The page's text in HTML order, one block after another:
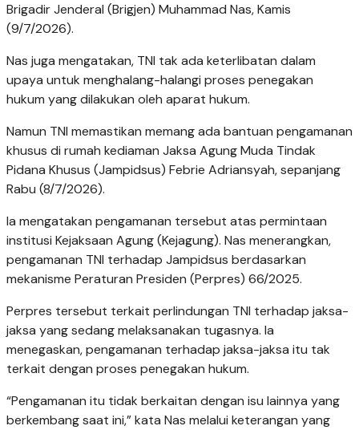
Brigadir Jenderal (Brigjen) Muhammad Nas, Kamis
(9/7/2026).
Nas juga mengatakan, TNI tak ada keterlibatan dalam
upaya untuk menghalang-halangi proses penegakan
hukum yang dilakukan oleh aparat hukum.
Namun TNI memastikan memang ada bantuan pengamanan
khusus di rumah kediaman Jaksa Agung Muda Tindak
Pidana Khusus (Jampidsus) Febrie Adriansyah, sepanjang
Rabu (8/7/2026).
Ia mengatakan pengamanan tersebut atas permintaan
institusi Kejaksaan Agung (Kejagung). Nas menerangkan,
pengamanan TNI terhadap Jampidsus berdasarkan
mekanisme Peraturan Presiden (Perpres) 66/2025.
Perpres tersebut terkait perlindungan TNI terhadap jaksa-
jaksa yang sedang melaksanakan tugasnya. Ia
menegaskan, pengamanan terhadap jaksa-jaksa itu tak
terkait dengan proses penegakan hukum.
“Pengamanan itu tidak berkaitan dengan isu lainnya yang
berkembang saat ini,” kata Nas melalui keterangan yang